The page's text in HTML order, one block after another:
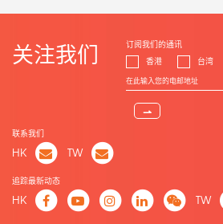
关注我们
订阅我们的通讯
香港
台湾
⇀
联系我们
HK TW
追踪最新动态
HK TW